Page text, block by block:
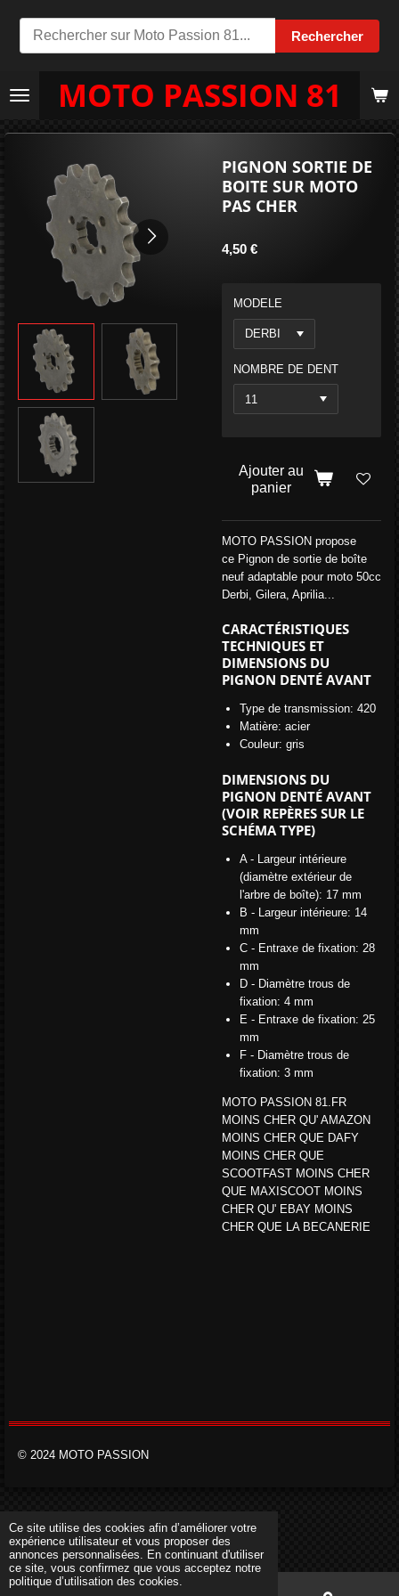
Ce site utilise des cookies afin d’améliorer votre
expérience utilisateur et vous proposer des
annonces personnalisées. En continuant d'utiliser
ce site, vous confirmez que vous acceptez notre
politique d’utilisation des cookies.
Rechercher
Passer
au
principal
MOTO PASSION 81
PIGNON SORTIE DE
BOITE SUR MOTO
PAS CHER
4,50 €
MODELE
NOMBRE DE DENT
Ajouter au
panier
MOTO PASSION propose
ce Pignon de sortie de boîte
neuf adaptable pour moto 50cc
Derbi, Gilera, Aprilia...
CARACTÉRISTIQUES
TECHNIQUES ET
DIMENSIONS DU
PIGNON DENTÉ AVANT
Type de transmission: 420
Matière: acier
Couleur: gris
DIMENSIONS DU
PIGNON DENTÉ AVANT
(VOIR REPÈRES SUR LE
SCHÉMA TYPE)
A - Largeur intérieure
(diamètre extérieur de
l'arbre de boîte): 17 mm
B - Largeur intérieure: 14
mm
C - Entraxe de fixation: 28
mm
D - Diamètre trous de
fixation: 4 mm
E - Entraxe de fixation: 25
mm
F - Diamètre trous de
fixation: 3 mm
MOTO PASSION 81.FR
MOINS CHER QU' AMAZON
MOINS CHER QUE DAFY
MOINS CHER QUE
SCOOTFAST MOINS CHER
QUE MAXISCOOT MOINS
CHER QU' EBAY MOINS
CHER QUE LA BECANERIE
© 2024 MOTO PASSION